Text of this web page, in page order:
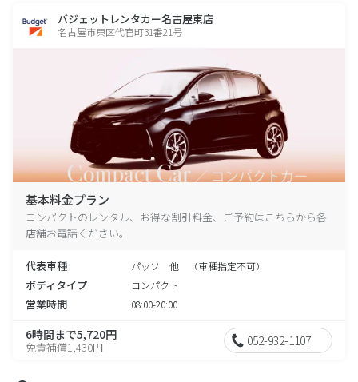
バジェットレンタカー名古屋東店
名古屋市東区代官町31番21号
基本料金プラン
コンパクトのレンタル、お得な割引料金、ご予約はこちらから各
店舗お電話ください。
代表車種 パッソ 他 （車種指定不可）
ボディタイプ コンパクト
営業時間 08:00-20:00
6時間まで5,720円
免責補償1,430円 052-932-1107